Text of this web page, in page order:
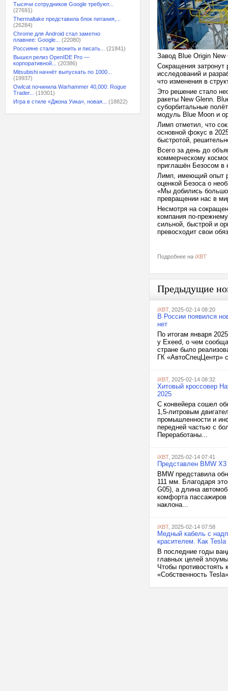
Тысячи сотрудников Google требуют...
(27691)
Thermaltake представила блок питания,...
(26284)
Chrome для Android стал заметно
плавнее: Google...
(22080)
Россияне стали звонить и писать...
(21841)
Вышел релиз OpenIDE Pro —
корпоративной...
(20386)
Mitsubishi начнёт выпускать по 1000...
(19937)
Owlcat починила Warhammer 40,000: Rogue
Trader...
(19301)
Игра в стиле «Джона Уика», новая...
(18822)
Завод Blue Origin
Сокращения
исследований и
что изменения в
Это решение стало
ракеты New Glenn.
суборбитальные
модуль Blue Moon и
Лимп отметил, что
основной фокус в
быстротой,
Всего за день до
коммерческому
приглашён Безосом в
Лимп, имеющий опыт
оценкой Безоса о
«Мы добились
превращении нас в
Несмотря на
компания по-
сильной, быстрой и
превосходит свои
Подробнее на iXBT
Предыдущие
iXBT, 2025-02-14 08:20
В России появился
нет
По итогам января
у Exeed, о чем
стране было
ГК «АвтоСпецЦентр»
iXBT, 2025-02-14 08:32
Хитовый кроссовер
2025
С конвейера сошел
1,5-литровым
промышленности и
передней частью с
Переработаны...
iXBT, 2025-02-14 07:41
Представлен BMW
BMW представила
111 мм. Благодаря
G05), а длина
комфорта
наклона...
iXBT, 2025-02-14 07:58
Медный кабель с
красителем. Как
В последние годы
главных целей
Чтобы противостоять
«Собственность